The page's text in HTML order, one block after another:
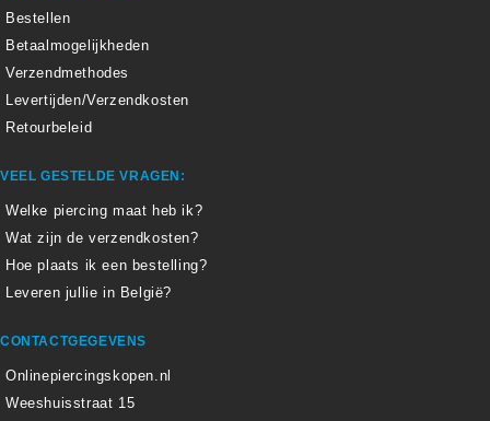
Bestellen
Betaalmogelijkheden
Verzendmethodes
Levertijden/Verzendkosten
Retourbeleid
VEEL GESTELDE VRAGEN:
Welke piercing maat heb ik?
Wat zijn de verzendkosten?
Hoe plaats ik een bestelling?
Leveren jullie in België?
CONTACTGEGEVENS
Onlinepiercingskopen.nl
Weeshuisstraat 15